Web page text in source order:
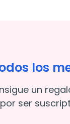
los
un
ser